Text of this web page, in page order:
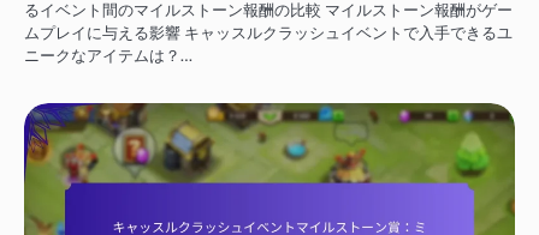
るイベント間のマイルストーン報酬の比較 マイルストーン報酬がゲー
ムプレイに与える影響 キャッスルクラッシュイベントで入手できるユ
ニークなアイテムは？…